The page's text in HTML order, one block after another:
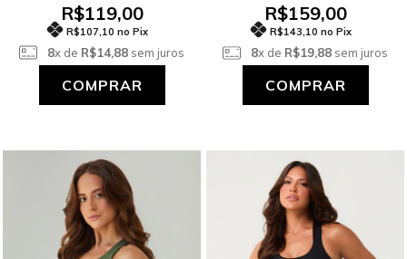
R$119,00
R$107,10 no Pix
8x de R$14,88sem juros
COMPRAR
R$159,00
R$143,10 no Pix
8x de R$19,88sem juros
COMPRAR